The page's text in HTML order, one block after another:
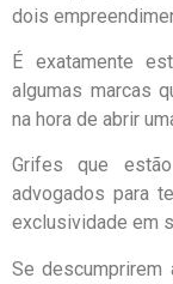
dois
É exatamente
algumas marcas
na hora de abrir
Grifes que
advogados para
exclusividade em
Se descumprirem